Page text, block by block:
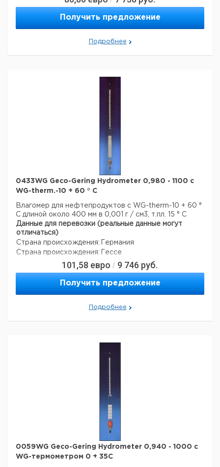
Страна происхождения:
Германия
Страна происхождения:
Гессе
Получить предложение
Подробнее
0433WG Geco-Gering Hydrometer 0,980 - 1100 с
WG-therm.-10 + 60 ° C
Влагомер для нефтепродуктов с WG-therm-10 + 60 °
C длиной около 400 мм в 0,001 г / см3, т.пл. 15 ° C
Данные для перевозки (реальные данные могут
отличаться)
Страна происхождения:
Германия
Страна происхождения: Гессе
101,58 евро / 9 746 руб.
Получить предложение
Подробнее
0059WG Geco-Gering Hydrometer 0,940 - 1000 с
WG-термометром 0 + 35C